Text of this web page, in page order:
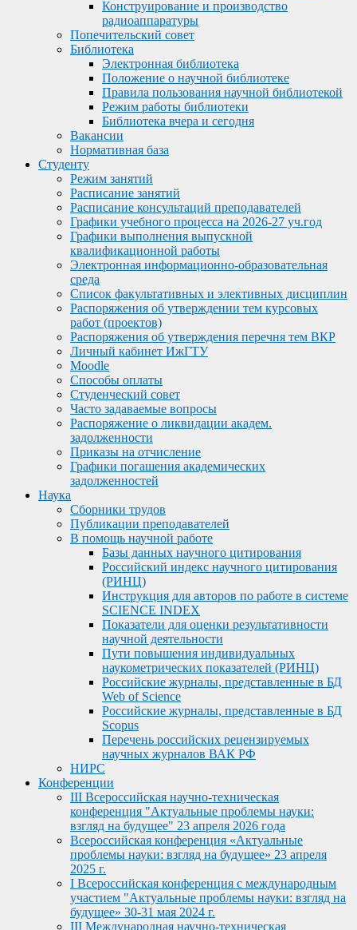
Конструирование и производство
радиоаппаратуры
Попечительский совет
Библиотека
Электронная библиотека
Положение о научной библиотеке
Правила пользования научной библиотекой
Режим работы библиотеки
Библиотека вчера и сегодня
Вакансии
Нормативная база
Студенту
Режим занятий
Расписание занятий
Расписание консультаций преподавателей
Графики учебного процесса на 2026-27 уч.год
Графики выполнения выпускной
квалификационной работы
Электронная информационно-образовательная
среда
Список факультативных и элективных дисциплин
Распоряжения об утверждении тем курсовых
работ (проектов)
Распоряжения об утверждения перечня тем ВКР
Личный кабинет ИжГТУ
Moodle
Способы оплаты
Студенческий совет
Часто задаваемые вопросы
Распоряжение о ликвидации академ.
задолженности
Приказы на отчисление
Графики погашения академических
задолженностей
Наука
Сборники трудов
Публикации преподавателей
В помощь научной работе
Базы данных научного цитирования
Российский индекс научного цитирования
(РИНЦ)
Инструкция для авторов по работе в системе
SCIENCE INDEX
Показатели для оценки результативности
научной деятельности
Пути повышения индивидуальных
наукометрических показателей (РИНЦ)
Российские журналы, представленные в БД
Web of Science
Российские журналы, представленные в БД
Scopus
Перечень российских рецензируемых
научных журналов ВАК РФ
НИРС
Конференции
III Всероссийская научно-техническая
конференция "Актуальные проблемы науки:
взгляд на будущее" 23 апреля 2026 года
Всероссийская конференция «Актуальные
проблемы науки: взгляд на будущее» 23 апреля
2025 г.
I Всероссийская конференция с международным
участием "Актуальные проблемы науки: взгляд на
будущее» 30-31 мая 2024 г.
III Международная научно-техническая